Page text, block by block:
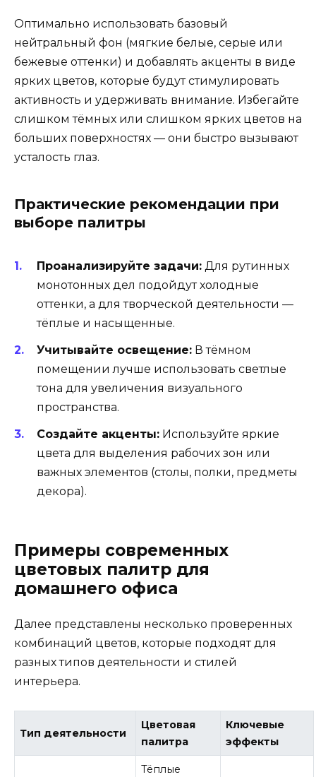
Оптимально использовать базовый
нейтральный фон (мягкие белые, серые или
бежевые оттенки) и добавлять акценты в виде
ярких цветов, которые будут стимулировать
активность и удерживать внимание. Избегайте
слишком тёмных или слишком ярких цветов на
больших поверхностях — они быстро вызывают
усталость глаз.
Практические рекомендации при
выборе палитры
Проанализируйте задачи: Для рутинных
монотонных дел подойдут холодные
оттенки, а для творческой деятельности —
тёплые и насыщенные.
Учитывайте освещение: В тёмном
помещении лучше использовать светлые
тона для увеличения визуального
пространства.
Создайте акценты: Используйте яркие
цвета для выделения рабочих зон или
важных элементов (столы, полки, предметы
декора).
Примеры современных
цветовых палитр для
домашнего офиса
Далее представлены несколько проверенных
комбинаций цветов, которые подходят для
разных типов деятельности и стилей
интерьера.
Тип деятельности
Цветовая
палитра
Ключевые
эффекты
Тёплые